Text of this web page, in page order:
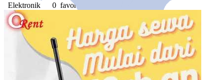
Elektronik 0 favorites